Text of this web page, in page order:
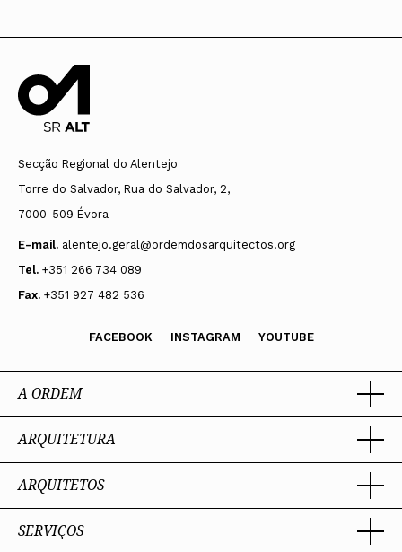
Secção Regional do Alentejo
Torre do Salvador, Rua do Salvador, 2,
7000-509 Évora
E-mail. alentejo.geral@ordemdosarquitectos.org
Tel. +351 266 734 089
Fax. +351 927 482 536
FACEBOOK INSTAGRAM YOUTUBE
A ORDEM
Ordem dos Arquitectos
Sobre a OA
Legado
Estatuto e Regulamentos
ARQUITETURA
Trabalhar com Arquiteto
Porquê um Arquiteto
Boas práticas
ARQUITETOS
Portal dos Arquitectos
SERVIÇOS